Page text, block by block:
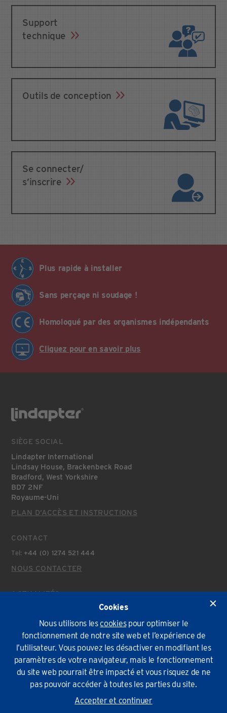
Support
technique
Outils de conception
Se connecter/
s’inscrire
Plus rapide à installer
Sans perçage ni soudage !
Homologué par des organismes indépendants
Cliquez pour en savoir plus
SIÈGE SOCIAL
Lindapter International
Lindsay House, Brackenbeck Road
Bradford, West Yorkshire
BD7 2NF
Royaume-Uni
PLAN D’ACCÈS ET INSTRUCTIONS
CONTACT
Tel: +44 (0) 1274 521 444
NOUS CONTACTER
ACTUALITÉS
Politique environnementale Conditions Générales
Confidentialité
Cookies
© Lindapter International 2026. Tous droits réservés.
Cookies
Nous utilisons lescookiespour optimiser le
fonctionnement de notre site web et l’expérience de
l’utilisateur. Vous pouvez les désactiver en modifiant les
paramètres de votre navigateur, mais le fonctionnement
du site web pourrait être impacté et vous risquez de ne
pas pouvoir accéder à toutes les parties du site.
Accepter et continuer